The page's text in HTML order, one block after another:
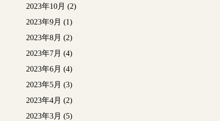
2023年10月 (2)
2023年9月 (1)
2023年8月 (2)
2023年7月 (4)
2023年6月 (4)
2023年5月 (3)
2023年4月 (2)
2023年3月 (5)